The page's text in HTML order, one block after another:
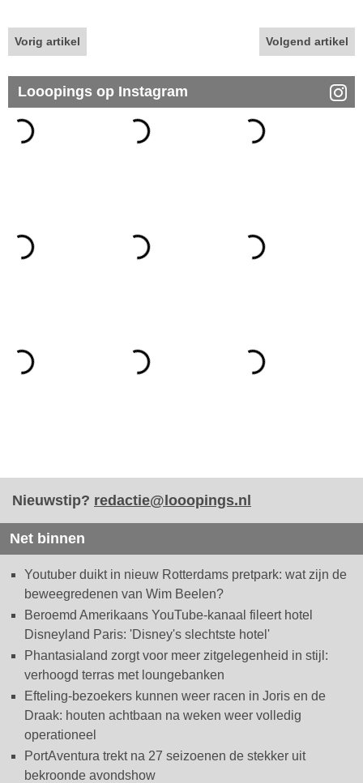
Vorig artikel Volgend artikel
Looopings op Instagram
Nieuwstip? redactie@looopings.nl
Net binnen
Youtuber duikt in nieuw Rotterdams pretpark: wat zijn de
beweegredenen van Wim Beelen?
Beroemd Amerikaans YouTube-kanaal fileert hotel
Disneyland Paris: 'Disney's slechtste hotel'
Phantasialand zorgt voor meer zitgelegenheid in stijl:
verhoogd terras met loungebanken
Efteling-bezoekers kunnen weer racen in Joris en de
Draak: houten achtbaan na weken weer volledig
operationeel
PortAventura trekt na 27 seizoenen de stekker uit
bekroonde avondshow